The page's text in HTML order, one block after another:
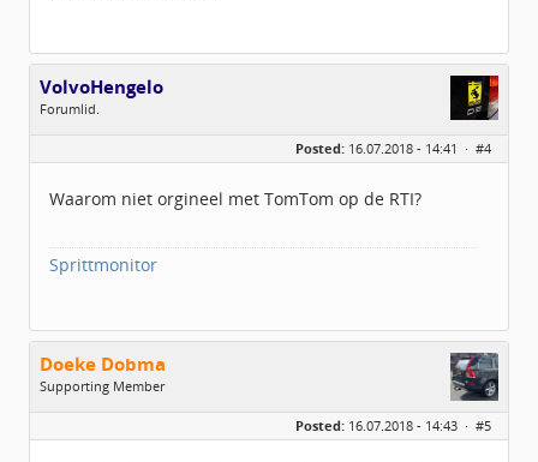
VolvoHengelo
Forumlid.
Berichten:
225
Posted: 16.07.2018 - 14:41 · #4
Waarom niet orgineel met TomTom op de RTI?
Sprittmonitor
Doeke Dobma
Supporting Member
Geslacht:
n/a
Geregistreerd:08 / 2014
Posted: 16.07.2018 - 14:43 · #5